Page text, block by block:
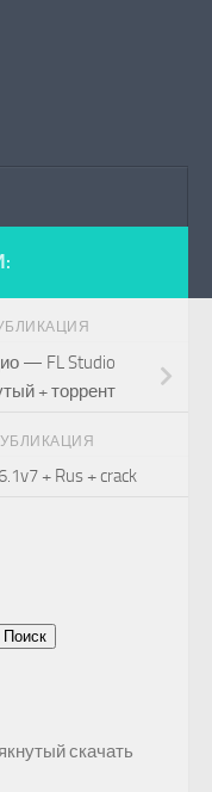
— FL Studio
+ торрент
+ Rus + crack
Поиск
скачать